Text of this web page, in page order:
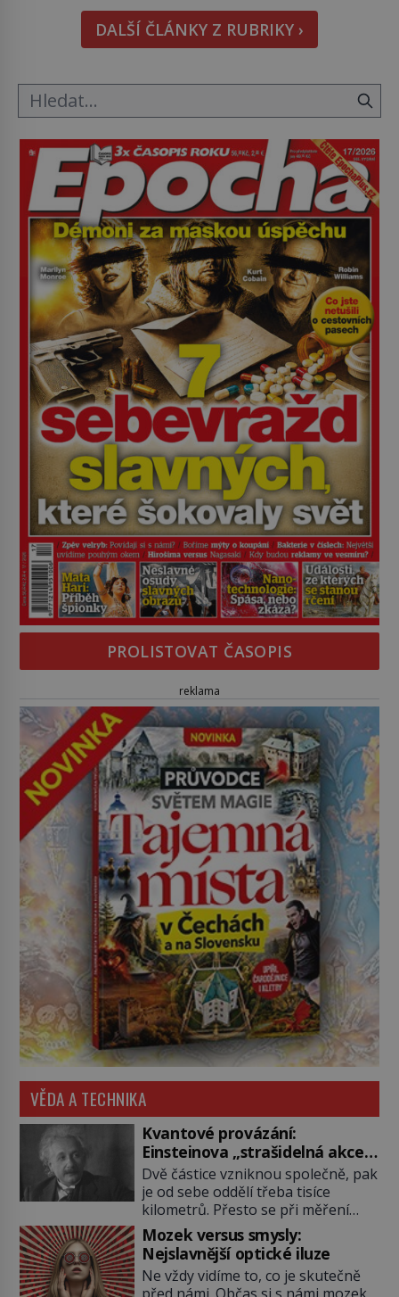
i bude chutnat, ovšem měl by ji mít jen jako
občasný pamlsek. […]DALŠÍ ČLÁNKY Z RUBRIKY ›
PROLISTOVAT ČASOPIS
reklama
VĚDA A TECHNIKA
Kvantové provázání:
Einsteinova „strašidelná akce
na dálku“ dál mate i fascinuje
vědce
Dvě částice vzniknou společně, pak
je od sebe oddělí třeba tisíce
kilometrů. Přesto se při měření
chovají, jako by mezi nimi
existovalo neviditelné pouto. Albert
Einstein tomu s jistou dávkou
ironie říká „strašidelná akce na
Mozek versus smysly:
Nejslavnější optické iluze
Ne vždy vidíme to, co je skutečně